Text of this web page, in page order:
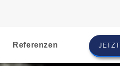
Referenzen JETZT